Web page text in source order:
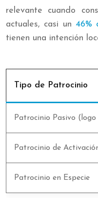
relevante cuando
actuales, casi un 46%
tienen una intención
Tipo de Patrocinio
Patrocinio Pasivo
Patrocinio de
Patrocinio en Especie